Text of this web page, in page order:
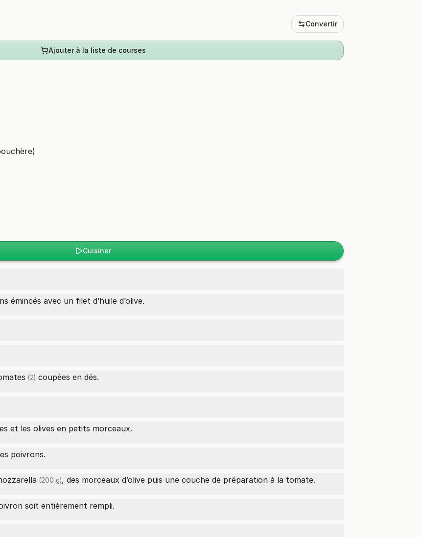
Convertir
Ajouter à la liste de courses
Cuisiner
émincés avec un filet d’huile d’olive.
(2) coupées en dés.
et les olives en petits morceaux.
poivrons.
(200 g), des morceaux d’olive puis une couche de préparation à la tomate.
soit entièrement rempli.